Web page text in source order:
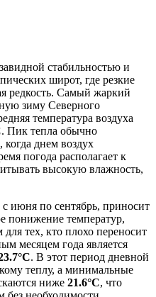
стабильностью и
широт, где резкие
редкость. Самый жаркий
зиму Северного
температура воздуха
. Пик тепла обычно
когда днем воздух
погода располагает к
высокую влажность,
июня по сентябрь, приносит
понижение температур,
тех, кто плохо переносит
месяцем года является
. В этот период дневной
теплу, а минимальные
ниже 21.6°C, что